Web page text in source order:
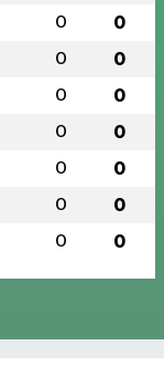
0 0
0 0
0 0
0 0
0 0
0 0
0 0